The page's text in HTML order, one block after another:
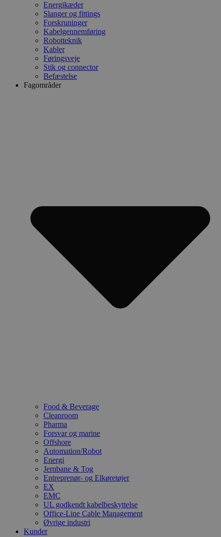
Energikæder
Slanger og fittings
Forskruninger
Kabelgennemføring
Robotteknik
Kabler
Føringsveje
Stik og connector
Befæstelse
Fagområder
Food & Beverage
Cleanroom
Pharma
Forsvar og marine
Offshore
Automation/Robot
Energi
Jernbane & Tog
Entreprenør- og Elkøretøjer
EX
EMC
UL godkendt kabelbeskyttelse
Office-Line Cable Management
Øvrige industri
Kunder